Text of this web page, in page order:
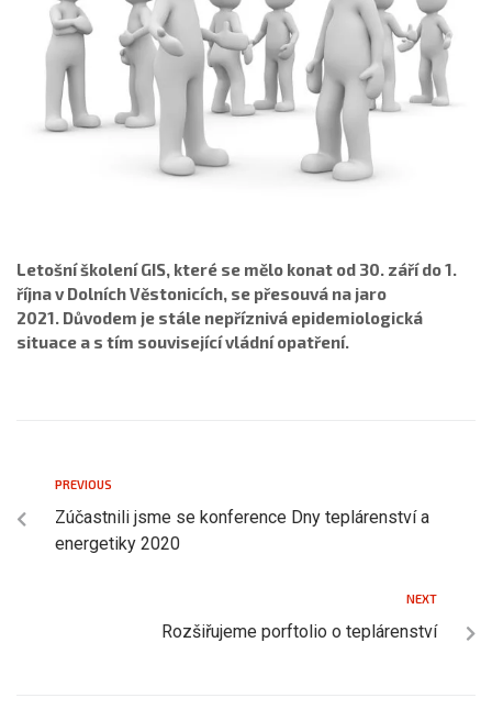
Letošní školení GIS, které se mělo konat od 30. září do 1.
října v Dolních Věstonicích, se přesouvá na jaro
2021. Důvodem je stále nepříznivá epidemiologická
situace a s tím související vládní opatření.
PREVIOUS
Zúčastnili jsme se konference Dny teplárenství a
energetiky 2020
NEXT
Rozšiřujeme porftolio o teplárenství